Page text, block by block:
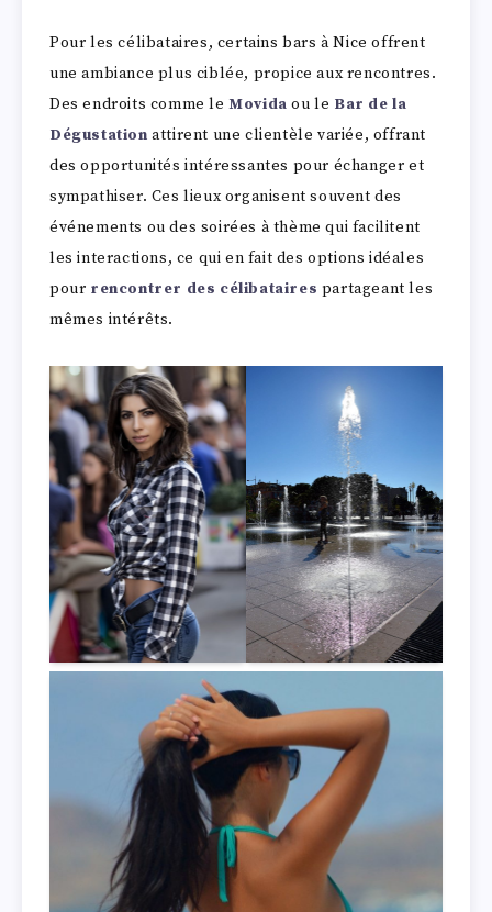
Pour les célibataires, certains bars à Nice offrent
une ambiance plus ciblée, propice aux rencontres.
Des endroits comme leMovida ou le Bar de la
Dégustation attirent une clientèle variée, offrant
des opportunités intéressantes pour échanger et
sympathiser. Ces lieux organisent souvent des
événements ou des soirées à thème qui facilitent
les interactions, ce qui en fait des options idéales
pour rencontrer des célibataires partageant les
mêmes intérêts.